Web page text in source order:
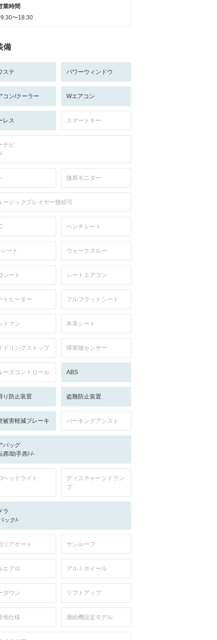
業時間
〜18:30
備
ステ パワーウィンドウ
コン/クーラー Wエアコン
レス スマートキー
ナビ
後席モニター
ージックプレイヤー接続可
ベンチシート
ート ウォークスルー
シート シートエアコン
トヒーター フルフラットシート
トマン 本革シート
ドリングストップ 障害物センサー
ーズコントロール ABS
り防止装置 盗難防止装置
被害軽減ブレーキ パーキングアシスト
バッグ
席/助手席/-/-
ヘッドライト
ディスチャージドラン
プ
ラ
ック/-
リアゲート サンルーフ
エアロ アルミホイール
ダウン リフトアップ
地仕様 過給機設定モデル